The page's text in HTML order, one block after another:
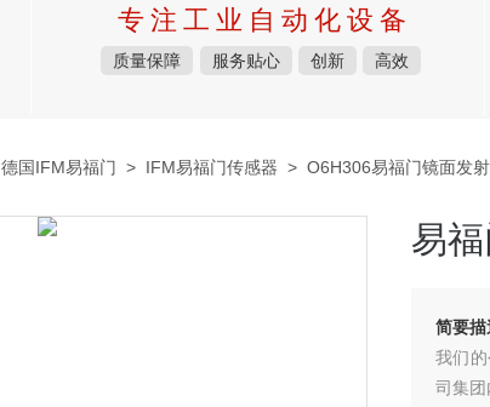
专注工业自动化设备
质量保障 服务贴心 创新 高效
德国IFM易福门 > IFM易福门传感器 > O6H306易福门镜面发
易
简要描
我们
司集